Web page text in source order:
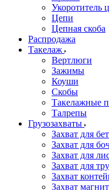
Укоротитель
Цепи
Цепная скоба
Распродажа
Такелаж
Вертлюги
Зажимы
Коуши
Скобы
Такелажные
Талрепы
Грузозахваты
Захват для
Захват для
Захват для
Захват для
Захват
Захват